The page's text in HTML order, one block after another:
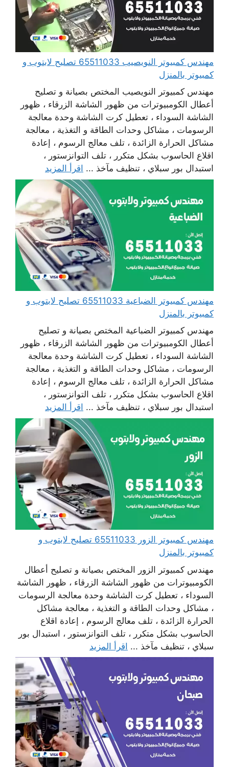
مهندس كمبيوتر النويصيب 65511033 تصليح لابتوب و
كمبيوتر بالمنزل
مهندس كمبيوتر النويصيب المختص بصيانة و تصليح
أعطال الكومبيوترات من ظهور الشاشة الزرقاء ، ظهور
الشاشة السوداء ، تعطيل كرت الشاشة وحدة معالجة
الرسومات ، مشاكل وحدات الطاقة و التغذية ، معالجة
مشاكل الحرارة الزائدة ، تلف معالج الرسوم ، إعادة
اقلاع الحاسوب بشكل متكرر ، تلف التوانزستور ،
استبدال بور سبلاي ، تنظيف مآخذ ... اقرأ المزيد
مهندس كمبيوتر الضباعية 65511033 تصليح لابتوب و
كمبيوتر بالمنزل
مهندس كمبيوتر الضباعية المختص بصيانة و تصليح
أعطال الكومبيوترات من ظهور الشاشة الزرقاء ، ظهور
الشاشة السوداء ، تعطيل كرت الشاشة وحدة معالجة
الرسومات ، مشاكل وحدات الطاقة و التغذية ، معالجة
مشاكل الحرارة الزائدة ، تلف معالج الرسوم ، إعادة
اقلاع الحاسوب بشكل متكرر ، تلف التوانزستور ،
استبدال بور سبلاي ، تنظيف مآخذ ... اقرأ المزيد
مهندس كمبيوتر الزور 65511033 تصليح لابتوب و
كمبيوتر بالمنزل
مهندس كمبيوتر الزور المختص بصيانة و تصليح أعطال
الكومبيوترات من ظهور الشاشة الزرقاء ، ظهور الشاشة
السوداء ، تعطيل كرت الشاشة وحدة معالجة الرسومات
، مشاكل وحدات الطاقة و التغذية ، معالجة مشاكل
الحرارة الزائدة ، تلف معالج الرسوم ، إعادة اقلاع
الحاسوب بشكل متكرر ، تلف التوانزستور ، استبدال بور
سبلاي ، تنظيف مآخذ ... اقرأ المزيد